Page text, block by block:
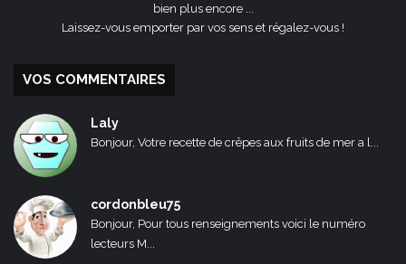
bien plus encore ...
Laissez-vous emporter par vos sens et régalez-vous !
VOS COMMENTAIRES
Laly
Bonjour, Votre recette de crêpes aux fruits de mer a l...
cordonbleu75
Bonjour, Pour tous renseignements voici le numéro
lecteurs M...